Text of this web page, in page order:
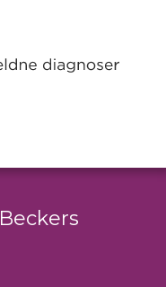
Beckers